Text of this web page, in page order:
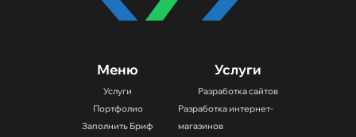
КонтактыМеню
Услуги
Портфолио
Заполнить Бриф
Услуги
Разработка сайтов
Разработка интернет-
магазинов